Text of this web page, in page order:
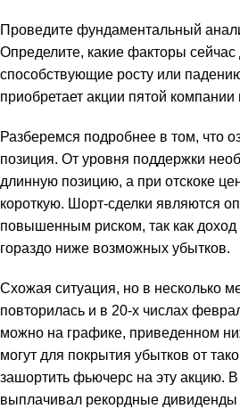
Проведите фундаментальный
Определите, какие факторы
способствующие росту или
приобретает акции пятой компании
Разберемся подробнее в том, что
позиция. От уровня поддержки
длинную позицию, а при отскоке
короткую. Шорт-сделки являются
повышенным риском, так как
гораздо ниже возможных убытков.
Схожая ситуация, но в несколько
повторилась и в 20-х числах
можно на графике, приведенном
могут для покрытия убытков от
зашортить фьючерс на эту акцию.
выплачивал рекордные дивиденды